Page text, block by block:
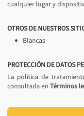
cualquier lugar y
OTROS DE NUESTROS
Blancas
PROTECCIÓN DE DATOS
La política de
consultada en Términos